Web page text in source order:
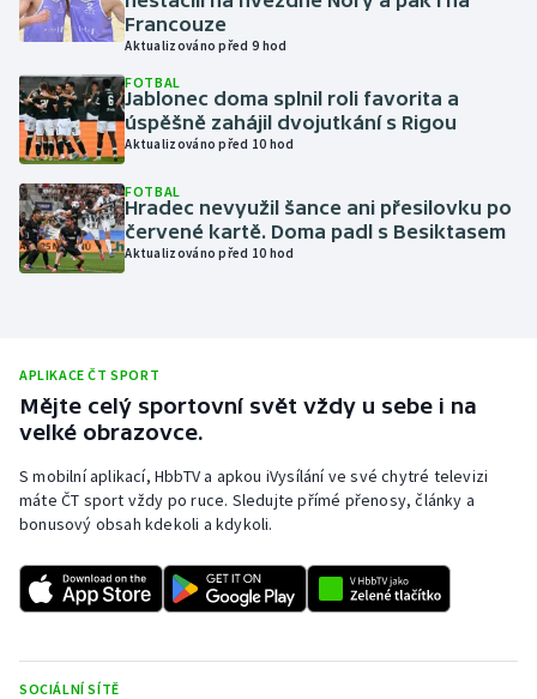
Moderní pětiboj
Motorsport
Olympijské hry
Parasport
Plavání
Rychlostní kanoistika
Short track
Stolní tenis
Francouze
Aktualizováno před 9 hod
FOTBAL
Jablonec doma splnil roli favorita a
úspěšně zahájil dvojutkání s Rigou
Aktualizováno před 10 hod
FOTBAL
Hradec nevyužil šance ani přesilovku po
červené kartě. Doma padl s Besiktasem
Aktualizováno před 10 hod
APLIKACE ČT SPORT
Mějte celý sportovní svět vždy u sebe i na
velké obrazovce.
S mobilní aplikací, HbbTV a apkou iVysílání ve své chytré televizi
máte ČT sport vždy po ruce. Sledujte přímé přenosy, články a
bonusový obsah kdekoli a kdykoli.
SOCIÁLNÍ SÍTĚ